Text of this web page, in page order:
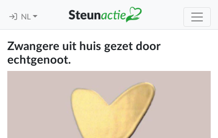
NL
Zwangere uit huis gezet door
echtgenoot.